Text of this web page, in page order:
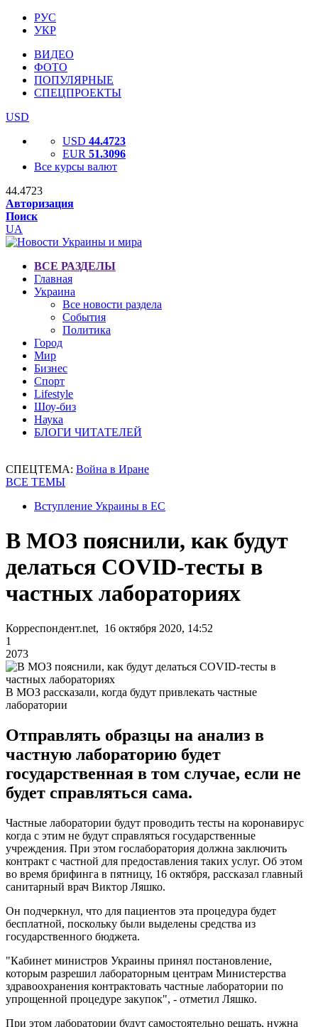
РУС
УКР
ВИДЕО
ФОТО
ПОПУЛЯРНЫЕ
СПЕЦПРОЕКТЫ
USD
USD 44.4723
EUR 51.3096
Все курсы валют
44.4723
Авторизация
Поиск
UA
ВСЕ РАЗДЕЛЫ
Главная
Украина
Все новости раздела
События
Политика
Город
Мир
Бизнес
Спорт
Lifestyle
Шоу-биз
Наука
БЛОГИ ЧИТАТЕЛЕЙ
СПЕЦТЕМА: Война в Иране
ВСЕ ТЕМЫ
Вступление Украины в ЕС
В МОЗ пояснили, как будут
делаться COVID-тесты в
частных лабораториях
Корреспондент.net, 16 октября 2020, 14:52
1
2073
В МОЗ рассказали, когда будут привлекать частные
лаборатории
Отправлять образцы на анализ в
частную лабораторию будет
государственная в том случае, если не
будет справляться сама.
Частные лаборатории будут проводить тесты на коронавирус
когда с этим не будут справляться государственные
учреждения. При этом гослаборатория должна заключить
контракт с частной для предоставления таких услуг. Об этом
во время брифинга в пятницу, 16 октября, рассказал главный
санитарный врач Виктор Ляшко.
Он подчеркнул, что для пациентов эта процедура будет
бесплатной, поскольку были выделены средства из
государственного бюджета.
"Кабинет министров Украины принял постановление,
которым разрешил лабораторным центрам Министерства
здравоохранения контрактовать частные лаборатории по
упрощенной процедуре закупок", - отметил Ляшко.
При этом лаборатории будут самостоятельно решать, нужна